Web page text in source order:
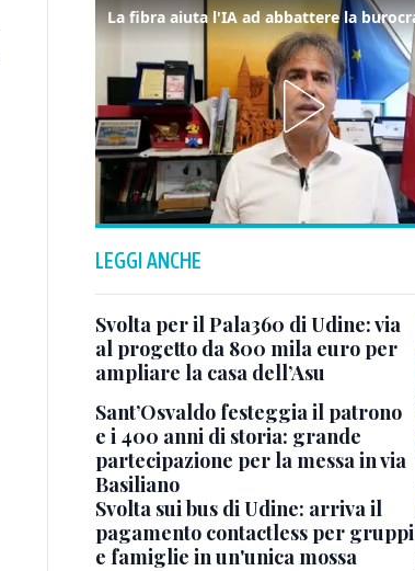
LEGGI ANCHE
Svolta per il Pala360 di Udine: via
al progetto da 800 mila euro per
ampliare la casa dell’Asu
Sant’Osvaldo festeggia il patrono
e i 400 anni di storia: grande
partecipazione per la messa in via
Basiliano
Svolta sui bus di Udine: arriva il
pagamento contactless per gruppi
e famiglie in un'unica mossa